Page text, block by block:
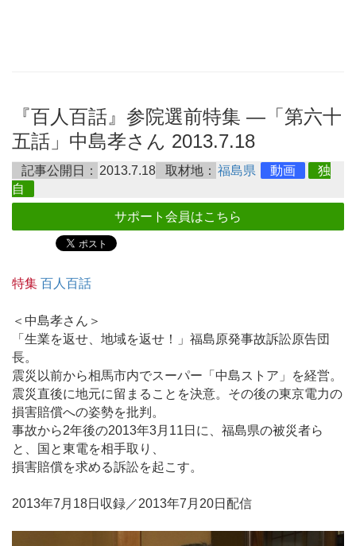
『百人百話』参院選前特集 ―「第六十
五話」中島孝さん 2013.7.18
記事公開日： 2013.7.18 取材地： 福島県 動画
独
自
サポート会員はこちら
特集 百人百話
＜中島孝さん＞
「生業を返せ、地域を返せ！」福島原発事故訴訟原告団
長。
震災以前から相馬市内でスーパー「中島ストア」を経営。
震災直後に地元に留まることを決意。その後の東京電力の
損害賠償への姿勢を批判。
事故から2年後の2013年3月11日に、福島県の被災者ら
と、国と東電を相手取り、
損害賠償を求める訴訟を起こす。
2013年7月18日収録／2013年7月20日配信